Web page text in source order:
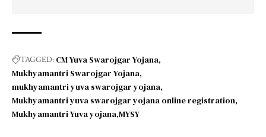
TAGGED: CM Yuva Swarojgar Yojana
Mukhyamantri Swarojgar Yojana
mukhyamantri yuva swarojgar yojana
Mukhyamantri yuva swarojgar yojana online registration
Mukhyamantri Yuva yojana MYSY